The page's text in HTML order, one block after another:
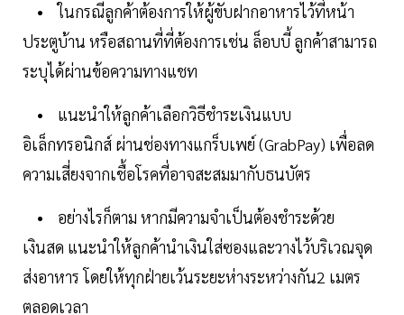
• ในกรณีลูกค้าต้องการให้ผู้ขับฝากอาหารไว้ที่หน้า
ประตูบ้าน หรือสถานที่ที่ต้องการเช่น ล็อบบี้ ลูกค้าสามารถ
ระบุได้ผ่านข้อความทางแชท
• แนะนำให้ลูกค้าเลือกวิธีชำระเงินแบบ
อิเล็กทรอนิกส์ ผ่านช่องทางแกร็บเพย์ (GrabPay) เพื่อลด
ความเสี่ยงจากเชื้อโรคที่อาจสะสมมากับธนบัตร
• อย่างไรก็ตาม หากมีความจำเป็นต้องชำระด้วย
เงินสด แนะนำให้ลูกค้านำเงินใส่ซองและวางไว้บริเวณจุด
ส่งอาหาร โดยให้ทุกฝ่ายเว้นระยะห่างระหว่างกัน2 เมตร
ตลอดเวลา